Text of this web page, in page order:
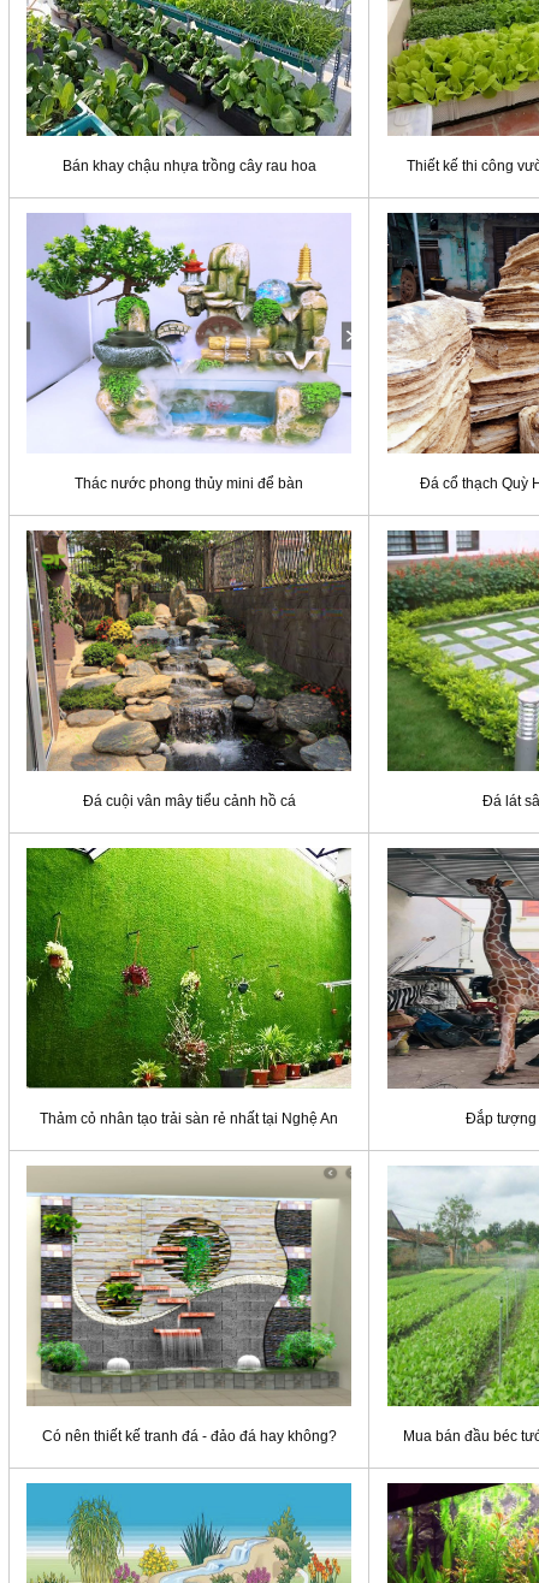
Bán khay chậu nhựa trồng cây rau hoa Thiết kế thi công
Thác nước phong thủy mini để bàn Đá cổ thạch Quỳ
Đá cuội vân mây tiểu cảnh hồ cá Đá lát
Thảm cỏ nhân tạo trải sàn rẻ nhất tại Nghệ An Đắp tượng
Có nên thiết kế tranh đá - đảo đá hay không? Mua bán đầu béc